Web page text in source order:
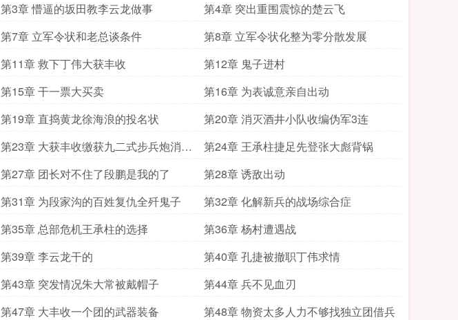
第3章 懵逼的坂田教李云龙做事
第4章 突出重围震惊的楚云飞
第7章 立军令状和老总谈条件
第8章 立军令状化整为零分散发展
第11章 救下丁伟大获丰收
第12章 鬼子进村
第15章 干一票大买卖
第16章 为表诚意亲自出动
第19章 直捣黄龙徐海浪的投名状
第20章 消灭酒井小队收编伪军3连
第23章 大获丰收缴获九二式步兵炮消炎
药
第24章 王承柱捷足先登张大彪背锅
第27章 团长对不住了段鹏是我的了
第28章 诱敌出动
第31章 为段家沟的百姓复仇全歼鬼子
第32章 化解新兵的战场综合症
第35章 总部危机王承柱的选择
第36章 杨村遭遇战
第39章 李云龙干的
第40章 孔捷被撤职丁伟求情
第43章 突发情况朱大常被戴帽子
第44章 兵不见血刃
第47章 大丰收一个团的武器装备
第48章 物资太多人力不够找独立团借兵